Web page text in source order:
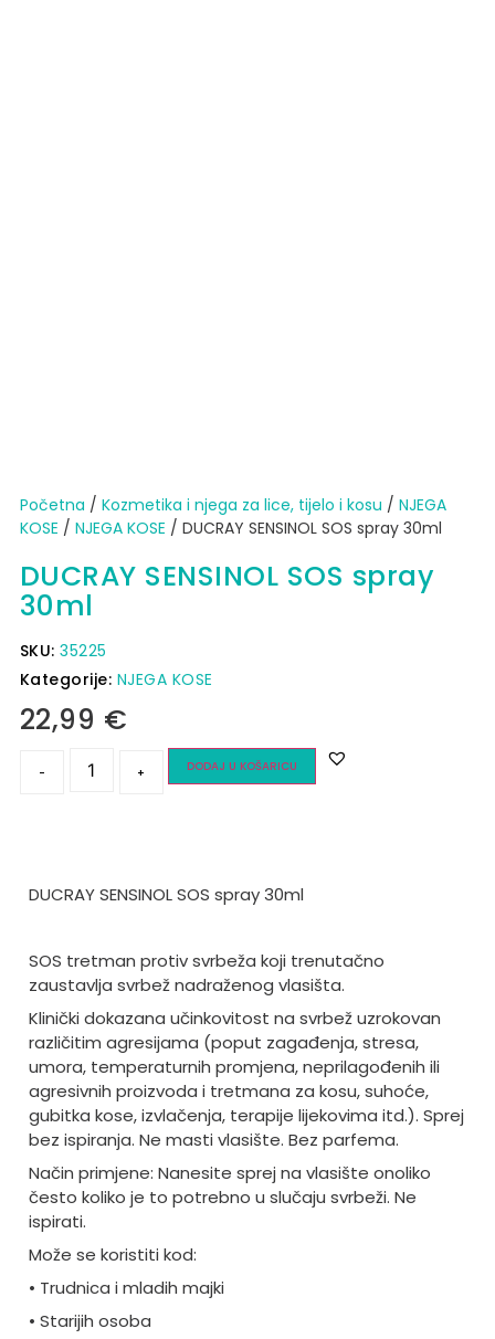
Početna / Kozmetika i njega za lice, tijelo i kosu / NJEGA
KOSE / NJEGA KOSE / DUCRAY SENSINOL SOS spray 30ml
DUCRAY SENSINOL SOS spray
30ml
SKU:35225
Kategorije: NJEGA KOSE
22,99 €
- + DODAJ U KOŠARICU
DUCRAY SENSINOL SOS spray 30ml
SOS tretman protiv svrbeža koji trenutačno
zaustavlja svrbež nadraženog vlasišta.
Klinički dokazana učinkovitost na svrbež uzrokovan
različitim agresijama (poput zagađenja, stresa,
umora, temperaturnih promjena, neprilagođenih ili
agresivnih proizvoda i tretmana za kosu, suhoće,
gubitka kose, izvlačenja, terapije lijekovima itd.). Sprej
bez ispiranja. Ne masti vlasište. Bez parfema.
Način primjene: Nanesite sprej na vlasište onoliko
često koliko je to potrebno u slučaju svrbeži. Ne
ispirati.
Može se koristiti kod:
• Trudnica i mladih majki
• Starijih osoba